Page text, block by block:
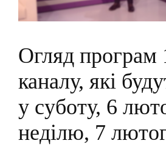
Огляд програм
каналу, які
у суботу, 6
неділю, 7